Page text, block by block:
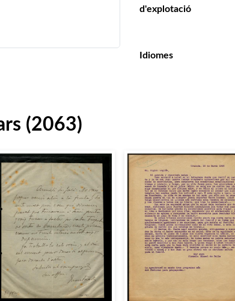
d'explotació
Idiomes
(2063)